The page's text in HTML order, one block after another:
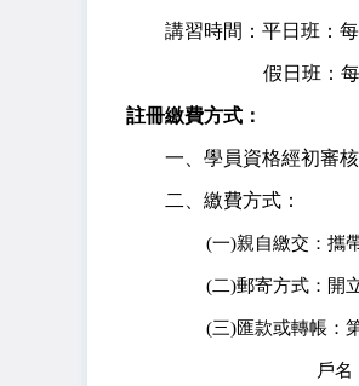
講習時間：平日班：
假日班：
註冊繳費方式：
一、學員資格經初審
二、繳費方式：
(一)親自繳交：攜
(二)郵寄方式：開
(三)匯款或轉帳：
戶名：淡